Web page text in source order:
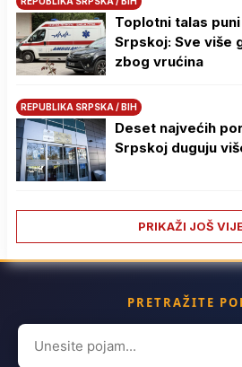
Toplotni talas
Srpskoj: Sve više
zbog vrućina
REPUBLIKA SRPSKA / BIH
Deset najvećih
Srpskoj duguju
PRIKAŽI JOŠ
PRETRAŽITE
Search
for: